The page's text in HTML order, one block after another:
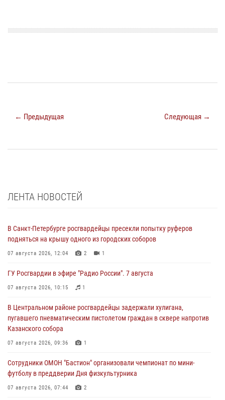
← Предыдущая Следующая →
ЛЕНТА НОВОСТЕЙ
В Санкт-Петербурге росгвардейцы пресекли попытку руферов
подняться на крышу одного из городских соборов
07 августа 2026, 12:04 2 1
ГУ Росгвардии в эфире "Радио России". 7 августа
07 августа 2026, 10:15 1
В Центральном районе росгвардейцы задержали хулигана,
пугавшего пневматическим пистолетом граждан в сквере напротив
Казанского собора
07 августа 2026, 09:36 1
Сотрудники ОМОН "Бастион" организовали чемпионат по мини-
футболу в преддверии Дня физкультурника
07 августа 2026, 07:44 2